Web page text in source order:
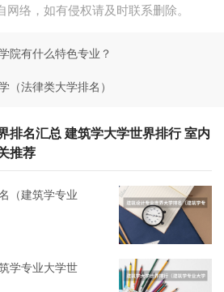
络，如有侵权请及时联系删除。
院有什么特色专业？
（法律类大学排名）
排名汇总 建筑学大学世界排行 室内
推荐
（建筑学专业
学专业大学世